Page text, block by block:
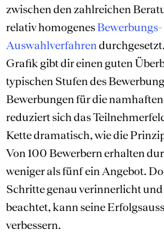
zwischen den zahlreichen
relativ homogenes
Auswahlverfahren
Grafik gibt dir einen guten
typischen Stufen des
Bewerbungen für die
reduziert sich das
Kette dramatisch, wie die
Von 100 Bewerbern erhalten
weniger als fünf ein Angebot.
Schritte genau verinnerlicht
beachtet, kann seine
verbessern.